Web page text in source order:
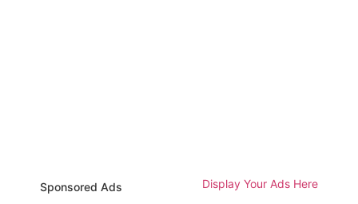
Sponsored Ads Display Your Ads Here